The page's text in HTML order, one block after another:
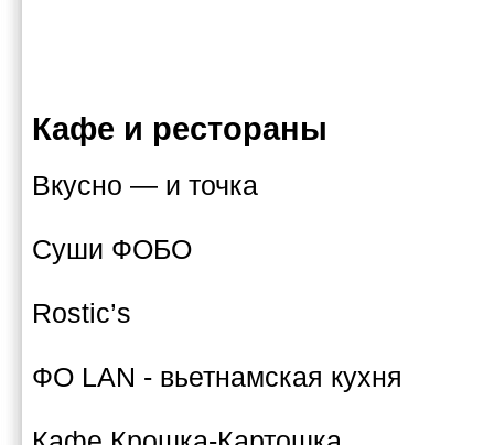
Кафе и рестораны
Вкусно — и точка
Суши ФОБО
Rostic’s
ФО LAN - вьетнамская кухня